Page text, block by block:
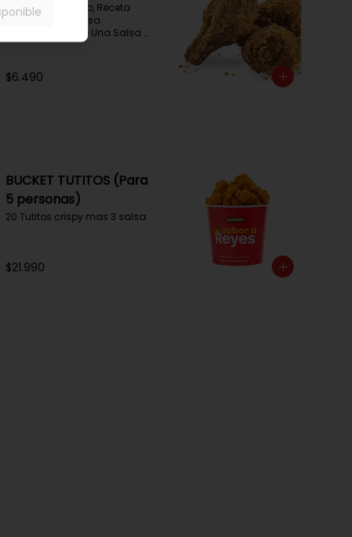
Alitas De Pollo Frito, Receta
Original De La Casa.
Acompañado De Una Salsa
Rey.
$6.490
BUCKET TUTITOS (Para
5 personas)
20 Tutitos crispy mas 3 salsa
$21.990